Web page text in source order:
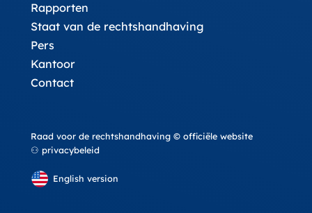
Rapporten
Staat van de rechtshandhaving
Pers
Kantoor
Contact
Raad voor de rechtshandhaving © officiële website
⚇ privacybeleid
English version